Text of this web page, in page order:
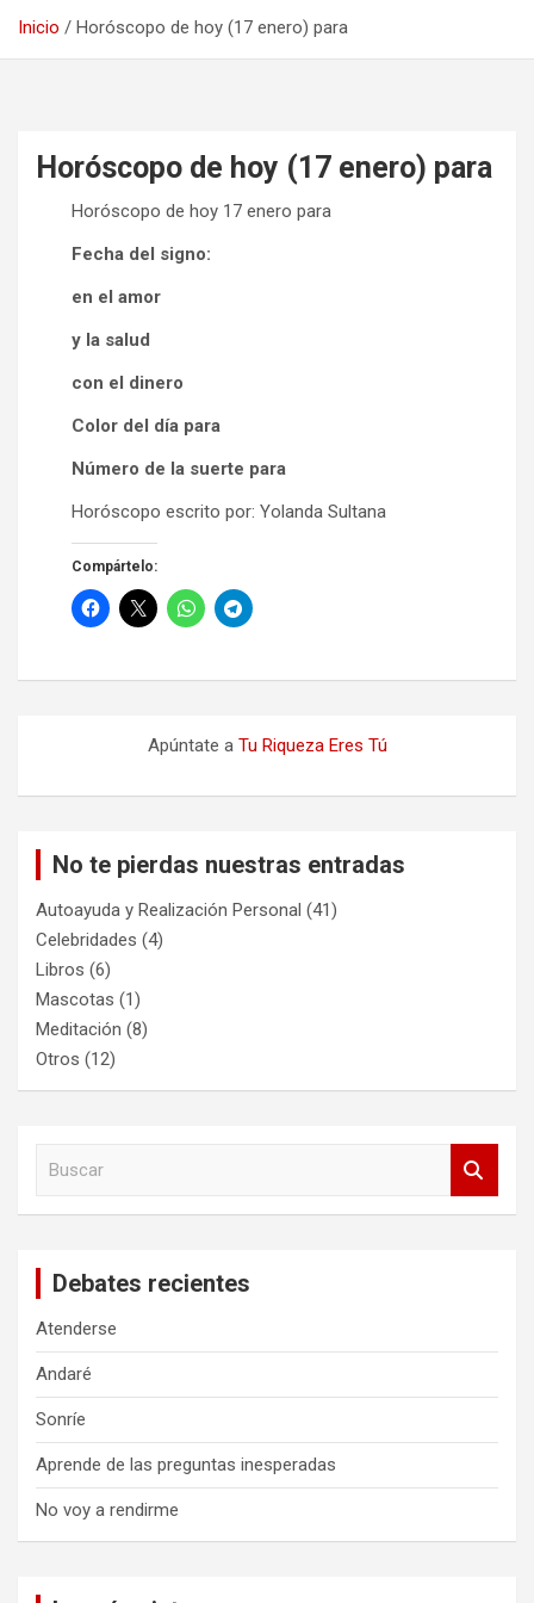
Inicio Horóscopo de hoy (17 enero) para
Horóscopo de hoy (17 enero) para
Horóscopo de hoy 17 enero para
Fecha del signo:
en el amor
y la salud
con el dinero
Color del día para
Número de la suerte para
Horóscopo escrito por: Yolanda Sultana
Compártelo:
Apúntate a Tu Riqueza Eres Tú
No te pierdas nuestras entradas
Autoayuda y Realización Personal (41)
Celebridades (4)
Libros (6)
Mascotas (1)
Meditación (8)
Otros (12)
Debates recientes
Atenderse
Andaré
Sonríe
Aprende de las preguntas inesperadas
No voy a rendirme